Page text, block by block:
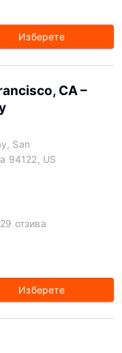
Изберете
CA –
San
94122, US
отзива
Изберете